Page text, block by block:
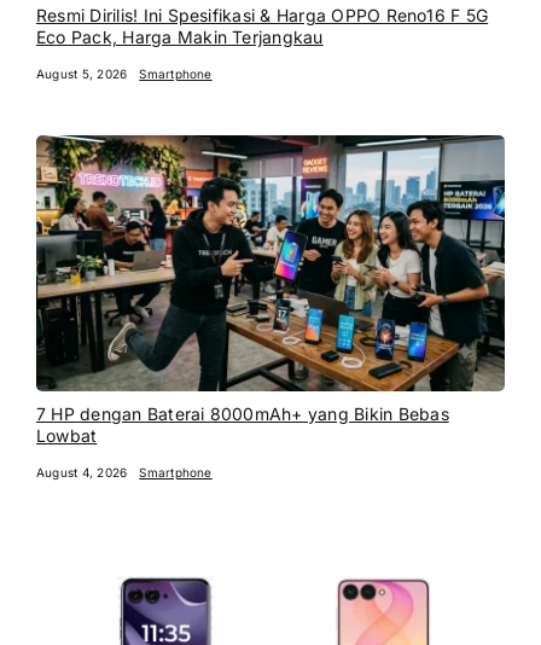
Resmi Dirilis! Ini Spesifikasi & Harga OPPO Reno16 F 5G
Eco Pack, Harga Makin Terjangkau
August 5, 2026 Smartphone
7 HP dengan Baterai 8000mAh+ yang Bikin Bebas
Lowbat
August 4, 2026 Smartphone